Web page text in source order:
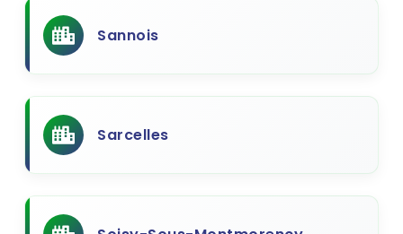
Sannois
Sarcelles